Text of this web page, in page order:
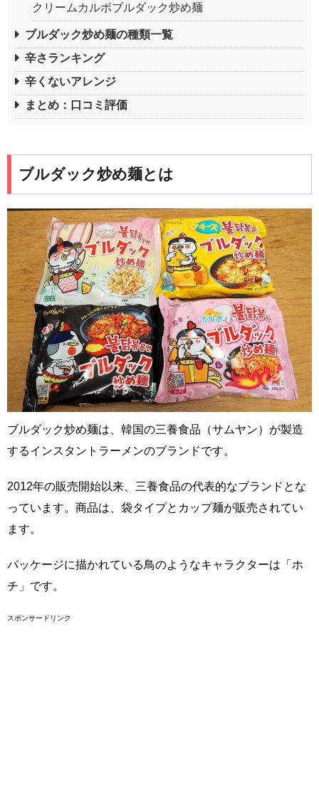
クリームカルボブルダック炒め麺
ブルダック炒め麺の種類一覧
辛さランキング
辛くないアレンジ
まとめ：口コミ評価
ブルダック炒め麺とは
ブルダック炒め麺は、韓国の三養食品（サムヤン）が製造
するインスタントラーメンのブランドです。
2012年の販売開始以来、三養食品の代表的なブランドとな
っています。商品は、袋タイプとカップ麺が販売されてい
ます。
パッケージに描かれている鳥のようなキャラクターは「ホ
チ」です。
スポンサードリンク